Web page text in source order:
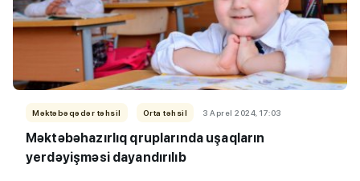
Məktəbəqədər təhsil Orta təhsil 3 Aprel 2024, 17:03
Məktəbəhazırlıq qruplarında uşaqların
yerdəyişməsi dayandırılıb